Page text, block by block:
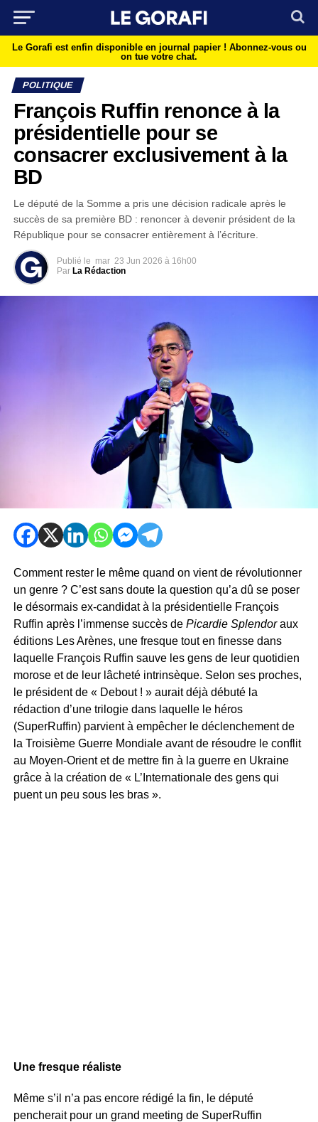
Le Gorafi est enfin disponible en journal papier ! Abonnez-vous ou
on tue votre chat.
POLITIQUE
François Ruffin renonce à la
présidentielle pour se
consacrer exclusivement à la
BD
Le député de la Somme a pris une décision radicale après le
succès de sa première BD : renoncer à devenir président de la
République pour se consacrer entièrement à l’écriture.
Publié le mar 23 Jun 2026 à 16h00
Par La Rédaction
Comment rester le même quand on vient de révolutionner
un genre ? C’est sans doute la question qu’a dû se poser
le désormais ex-candidat à la présidentielle François
Ruffin après l’immense succès de Picardie Splendoraux
éditions Les Arènes, une fresque tout en finesse dans
laquelle François Ruffin sauve les gens de leur quotidien
morose et de leur lâcheté intrinsèque. Selon ses proches,
le président de « Debout ! » aurait déjà débuté la
rédaction d’une trilogie dans laquelle le héros
(SuperRuffin) parvient à empêcher le déclenchement de
la Troisième Guerre Mondiale avant de résoudre le conflit
au Moyen-Orient et de mettre fin à la guerre en Ukraine
grâce à la création de « L’Internationale des gens qui
puent un peu sous les bras ».
Une fresque réaliste
Même s’il n’a pas encore rédigé la fin, le député
pencherait pour un grand meeting de SuperRuffin